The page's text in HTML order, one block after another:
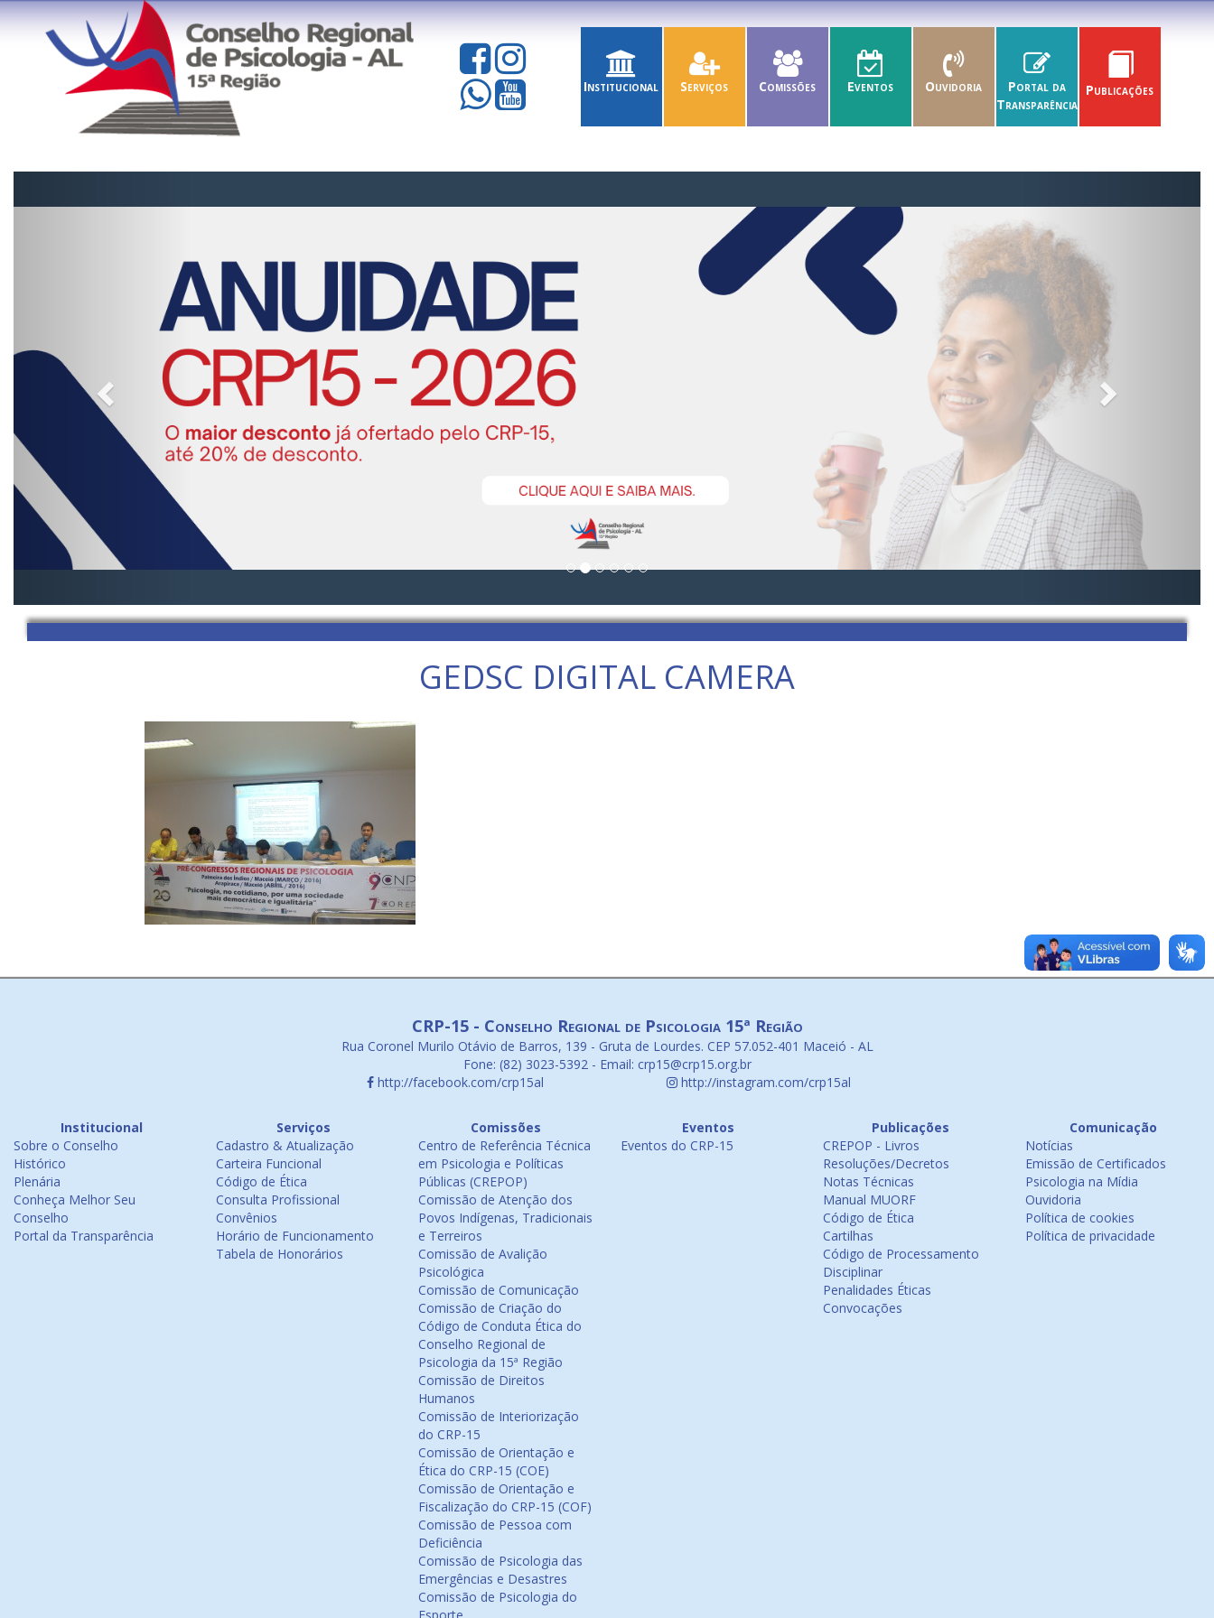
Institucional Serviços Comissões Eventos Ouvidoria
Portal da
Transparência
Publicações
GEDSC DIGITAL CAMERA
CRP-15 - Conselho Regional de Psicologia 15ª Região
Rua Coronel Murilo Otávio de Barros, 139 - Gruta de Lourdes. CEP 57.052-401 Maceió - AL
Fone: (82) 3023-5392 - Email: crp15@crp15.org.br
http://facebook.com/crp15al
http://instagram.com/crp15al
Institucional
Sobre o Conselho
Histórico
Plenária
Conheça Melhor Seu
Conselho
Portal da Transparência
Serviços
Cadastro & Atualização
Carteira Funcional
Código de Ética
Consulta Profissional
Convênios
Horário de Funcionamento
Tabela de Honorários
Comissões
Centro de Referência Técnica
em Psicologia e Políticas
Públicas (CREPOP)
Comissão de Atenção dos
Povos Indígenas, Tradicionais
e Terreiros
Comissão de Avalição
Psicológica
Comissão de Comunicação
Comissão de Criação do
Código de Conduta Ética do
Conselho Regional de
Psicologia da 15ª Região
Comissão de Direitos
Humanos
Comissão de Interiorização
do CRP-15
Comissão de Orientação e
Ética do CRP-15 (COE)
Comissão de Orientação e
Fiscalização do CRP-15 (COF)
Comissão de Pessoa com
Deficiência
Comissão de Psicologia das
Emergências e Desastres
Comissão de Psicologia do
Eventos
Eventos do CRP-15
Publicações
CREPOP - Livros
Resoluções/Decretos
Notas Técnicas
Manual MUORF
Código de Ética
Cartilhas
Código de Processamento
Disciplinar
Penalidades Éticas
Convocações
Comunicação
Notícias
Emissão de Certificados
Psicologia na Mídia
Ouvidoria
Política de cookies
Política de privacidade